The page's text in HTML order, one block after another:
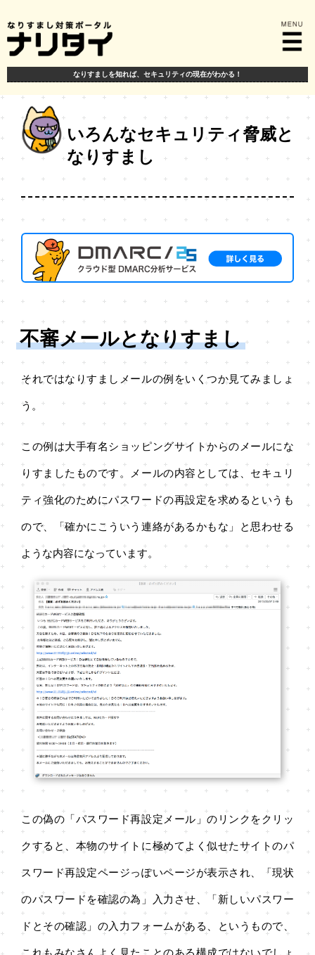
なりすましを知れば、 セキュリティの現在がわかる！
いろんなセキュリティ脅威と
なりすまし
不審メールとなりすまし
それではなりすましメールの例をいくつか見てみましょ
う。
この例は大手有名ショッピングサイトからのメールにな
りすましたものです。メールの内容としては、セキュリ
ティ強化のためにパスワードの再設定を求めるというも
ので、「確かにこういう連絡があるかもな」と思わせる
ような内容になっています。
この偽の「パスワード再設定メール」のリンクをクリッ
クすると、本物のサイトに極めてよく似せたサイトのパ
スワード再設定ページっぽいページが表示され、「現状
のパスワードを確認の為」入力させ、「新しいパスワー
ドとその確認」の入力フォームがある、というもので、